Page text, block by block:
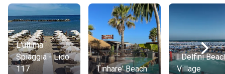
L'ultima
Spiaggia - Lido
117
Tinhare' Beach
I Delfini
Village